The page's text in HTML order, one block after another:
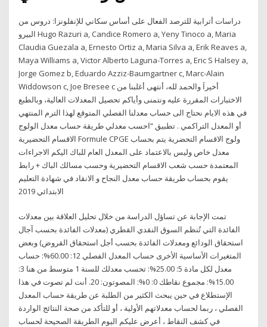
دراسات أترابية للترصد الفعال على أساس سكاني للإنفلونزا: دروس من
البيرو Hugo Razuri a, Candice Romero a, Yeny Tinoco a, Maria
Claudia Guezala a, Ernesto Ortiz a, Maria Silva a, Erik Reaves a,
Maya Williams a, Victor Alberto Laguna-Torres a, Eric S Halsey a,
Jorge Gomez b, Eduardo Azziz-Baumgartner c, Marc-Alain
Widdowson c, Joe Bresee c أخيراَ والحمد لله، أنتهى أغلبنا من
الاختبارات المقررة عليه ونتمنى وأياكم تحصيل المعدلات العالية، وبالطبع
في هذه الايام نحتاج الى حساب معدلنا الفصلي المتوقع لهذا الترم المنتهي
أو المعدل التراكمي . تطبيق “احسب معدلي طريقة حساب معدل الولوج
الاقسام التحضيرية Formule CPGE ولوج الاقسام التحضرية يتم بحساب
معدل خاص وليس بالاعتماد على المعدل العام للباك اليكم الاجراءات
المعتمدة حسب شعب الاقسام التحضيرية وحسب مسالك الباك + رابط
يقوم بحساب طريقة حساب معدل النجاح و الانقاد في شهادة التعليم
الابتدائي 2019
تمت الإجابة عن تساؤل الدراسة من خلال تحليل العلاقة بين معدلات
الفائدة التي تُنظم السوق النقدي القطري (معدلات الفائدة بحسب آجال
استحقاق الودائع ومعدلات الفائدة بحسب أجل استحقاق القروض) وبعض
المتغيرات الأساسية الأخرى حساب المعدل الفصلي 12: 60.00%: حساب
معدل لكل مادة 5: 25.00%: تحسب معدلك للسنة 1 متوسط من هنا 3:
15.00%: مجموع نقاطك 0: 0%: المصوتون: 20. أنت لم تصوت في هذا
الإستطلاع في حين يبحث الكثير من الطلبة عن طريقة حساب المعدل
الفصلي ، ربما لحساب معدلاتهم الأولية ، أو للتأكد من صحة النتائج الواردة
في كشف النقاط ، أعرض عليكم اليوم الطريقة الصحيحة لحساب